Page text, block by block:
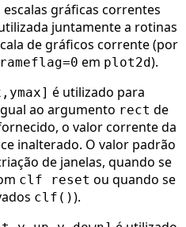
gráficas correntes
juntamente a rotinas
de gráficos corrente (por
em plot2d).
é utilizado para
ao argumento rect de
o valor corrente da
inalterado. O valor padrão
de janelas, quando se
clf reset ou quando se
clf()).